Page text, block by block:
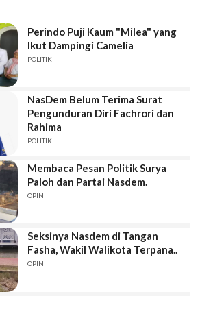
Perindo Puji Kaum "Milea" yang
Ikut Dampingi Camelia
POLITIK
NasDem Belum Terima Surat
Pengunduran Diri Fachrori dan
Rahima
POLITIK
Membaca Pesan Politik Surya
Paloh dan Partai Nasdem.
OPINI
Seksinya Nasdem di Tangan
Fasha, Wakil Walikota Terpana..
OPINI